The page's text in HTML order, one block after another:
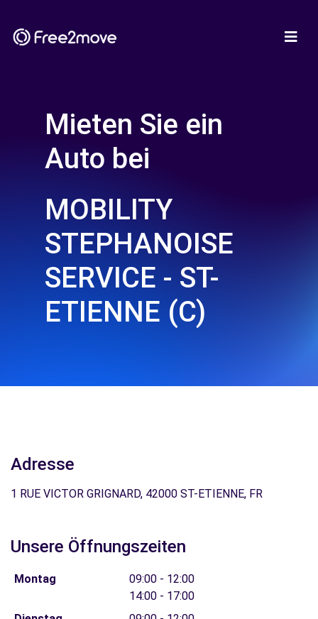
Mieten Sie ein
Auto bei
MOBILITY
STEPHANOISE
SERVICE - ST-
ETIENNE (C)
Adresse
1 RUE VICTOR GRIGNARD, 42000 ST-ETIENNE, FR
Unsere Öffnungszeiten
Montag
09:00 - 12:00
14:00 - 17:00